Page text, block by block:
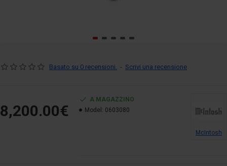
Basato su 0 recensioni. - Scrivi una recensione
8,200.00€
A MAGAZZINO
Model: 0603080
McIntosh